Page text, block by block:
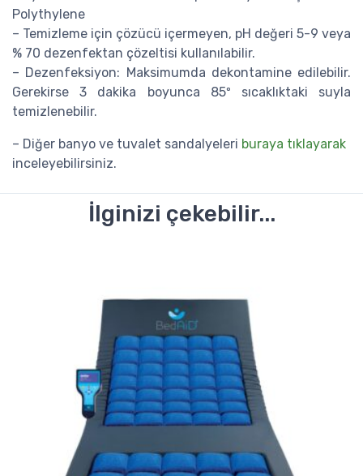
Polythylene
– Temizleme için çözücü içermeyen, pH değeri 5-9 veya
% 70 dezenfektan çözeltisi kullanılabilir.
– Dezenfeksiyon: Maksimumda dekontamine edilebilir.
Gerekirse 3 dakika boyunca 85º sıcaklıktaki suyla
temizlenebilir.
– Diğer banyo ve tuvalet sandalyeleri buraya tıklayarak
inceleyebilirsiniz.
İlginizi çekebilir...